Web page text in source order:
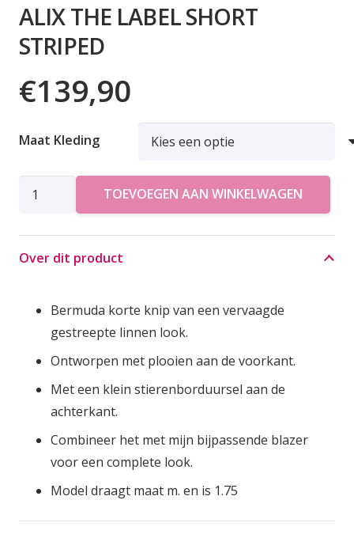
ALIX THE LABEL SHORT
STRIPED
€139,90
Maat Kleding
ALIX
SHORT
TOEVOEGEN AAN WINKELWAGEN
Over dit product
Bermuda korte knip van een vervaagde
gestreepte linnen look.
Ontworpen met plooien aan de voorkant.
Met een klein stierenborduursel aan de
achterkant.
Combineer het met mijn bijpassende blazer
voor een complete look.
Model draagt maat m. en is 1.75